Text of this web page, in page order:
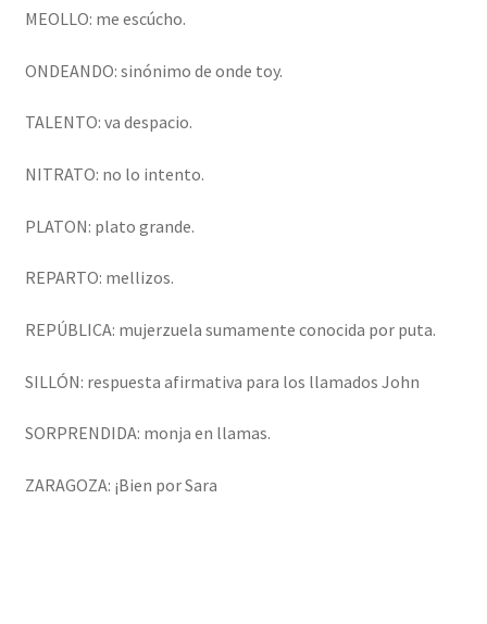
MEOLLO: me escúcho.
ONDEANDO: sinónimo de onde toy.
TALENTO: va despacio.
NITRATO: no lo intento.
PLATON: plato grande.
REPARTO: mellizos.
REPÚBLICA: mujerzuela sumamente conocida por puta.
SILLÓN: respuesta afirmativa para los llamados John
SORPRENDIDA: monja en llamas.
ZARAGOZA: ¡Bien por Sara